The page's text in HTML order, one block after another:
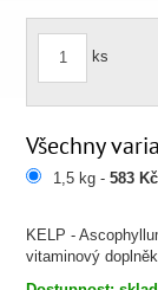
KELP -
vitaminový
ks
Všechny
1,5 kg -583 Kč